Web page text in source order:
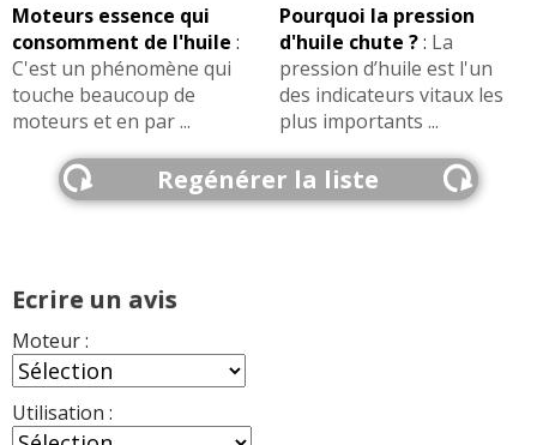
Moteurs essence qui
consomment de l'huile :
C'est un phénomène qui
touche beaucoup de
moteurs et en par ...
Pourquoi la pression
d'huile chute ?: La
pression d’huile est l'un
des indicateurs vitaux les
plus importants ...
Regénérer la liste
Ecrire un avis
Moteur :
Utilisation :